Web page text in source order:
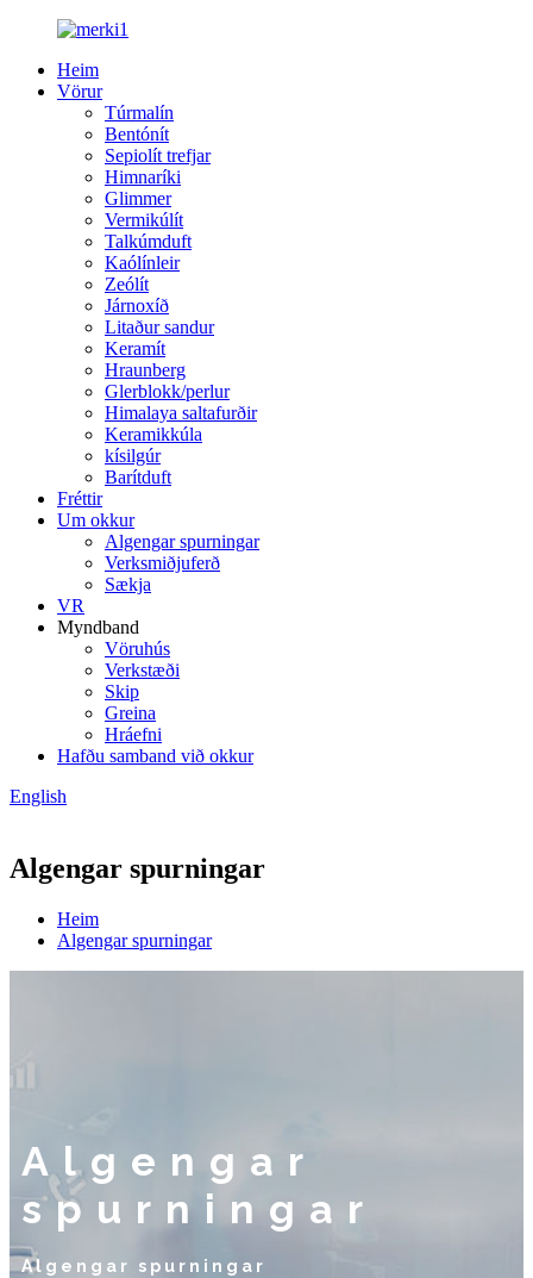
Heim
Vörur
Túrmalín
Bentónít
Sepiolít trefjar
Himnaríki
Glimmer
Vermikúlít
Talkúmduft
Kaólínleir
Zeólít
Járnoxíð
Litaður sandur
Keramít
Hraunberg
Glerblokk/perlur
Himalaya saltafurðir
Keramikkúla
kísilgúr
Barítduft
Fréttir
Um okkur
Algengar spurningar
Verksmiðjuferð
Sækja
VR
Myndband
Vöruhús
Verkstæði
Skip
Greina
Hráefni
Hafðu samband við okkur
English
Algengar spurningar
Heim
Algengar spurningar
Algengar
spurningar
Algengar spurningar